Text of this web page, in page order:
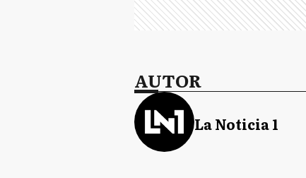
AUTOR
La Noticia 1